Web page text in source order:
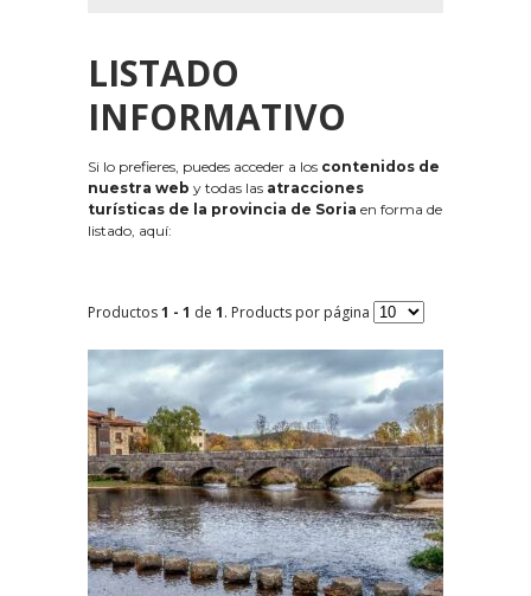
LISTADO
INFORMATIVO
Si lo prefieres, puedes acceder a los contenidos de
nuestra web y todas las atracciones
turísticas de la provincia de Soria en forma de
listado, aquí:
Productos1 - 1 de 1. Products por página